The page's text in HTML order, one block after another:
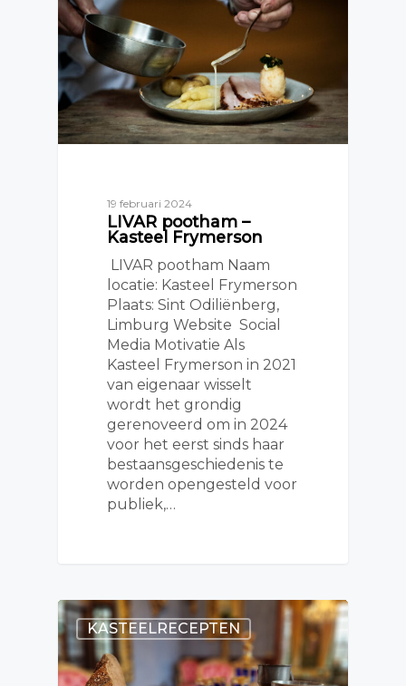
19 februari 2024
LIVAR pootham –
Kasteel Frymerson
LIVAR pootham Naam
locatie: Kasteel Frymerson
Plaats: Sint Odiliënberg,
Limburg Website Social
Media Motivatie Als
Kasteel Frymerson in 2021
van eigenaar wisselt
wordt het grondig
gerenoveerd om in 2024
voor het eerst sinds haar
bestaansgeschiedenis te
worden opengesteld voor
publiek,…
KASTEELRECEPTEN